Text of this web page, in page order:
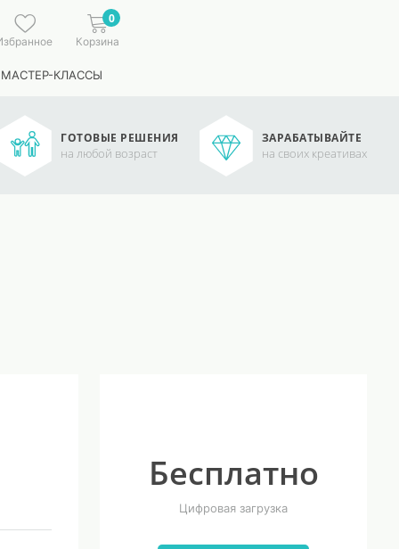
0
Корзина
КЛАССЫ
ГОТОВЫЕ РЕШЕНИЯ
на любой возраст
ЗАРАБАТЫВАЙТЕ
на своих креативах
Бесплатно
Цифровая загрузка